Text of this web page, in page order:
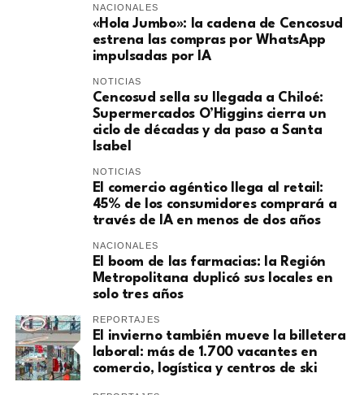
NACIONALES
«Hola Jumbo»: la cadena de Cencosud
estrena las compras por WhatsApp
impulsadas por IA
NOTICIAS
Cencosud sella su llegada a Chiloé:
Supermercados O’Higgins cierra un
ciclo de décadas y da paso a Santa
Isabel
NOTICIAS
El comercio agéntico llega al retail:
45% de los consumidores comprará a
través de IA en menos de dos años
NACIONALES
El boom de las farmacias: la Región
Metropolitana duplicó sus locales en
solo tres años
REPORTAJES
El invierno también mueve la billetera
laboral: más de 1.700 vacantes en
comercio, logística y centros de ski